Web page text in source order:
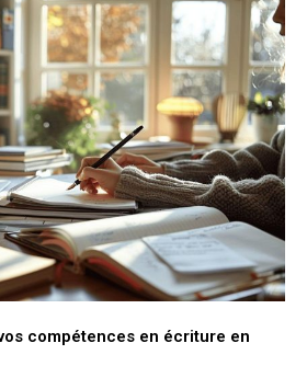
compétences en écriture en